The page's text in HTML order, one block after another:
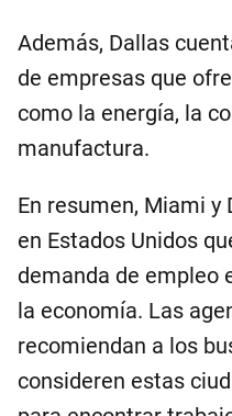
Además, Dallas
de empresas que
como la energía, la
manufactura.
En resumen, Miami y
en Estados Unidos
demanda de empleo
la economía. Las
recomiendan a los
consideren estas